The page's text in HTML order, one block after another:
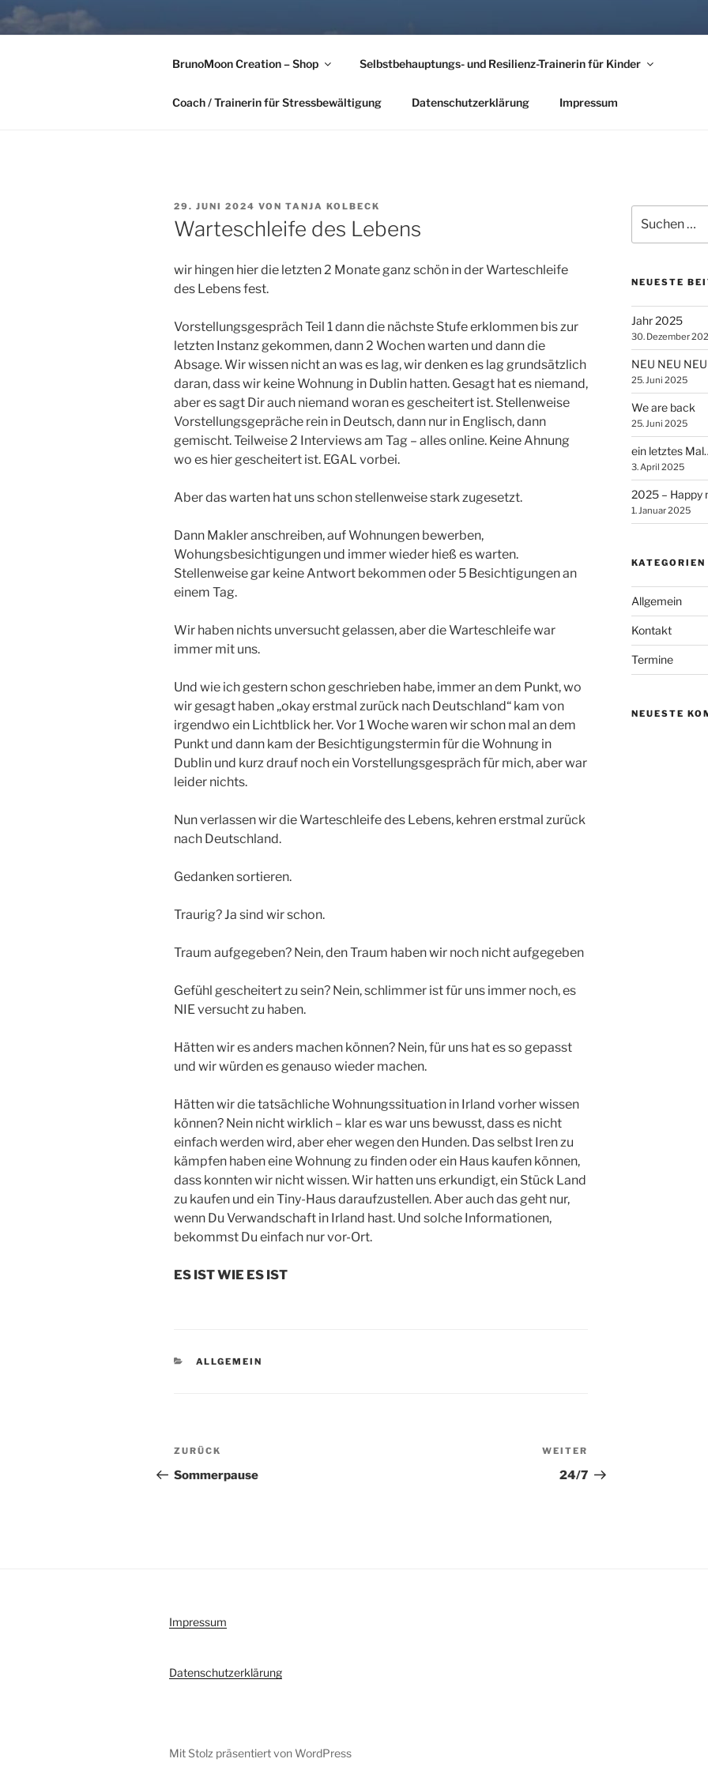
Zum
Inhalt
FÜR UNS GEHT ES NACH IRLAND
BrunoMoon Creation – Shop Selbstbehauptungs- und Resilienz-Trainerin für Kinder
Coach / Trainerin für Stressbewältigung Datenschutzerklärung Impressum
VERÖFFENTLICHT
AM
29. JUNI 2024 VON TANJA KOLBECK
Warteschleife des Lebens
wir hingen hier die letzten 2 Monate ganz schön in der Warteschleife
des Lebens fest.
Vorstellungsgespräch Teil 1 dann die nächste Stufe erklommen bis zur
letzten Instanz gekommen, dann 2 Wochen warten und dann die
Absage. Wir wissen nicht an was es lag, wir denken es lag grundsätzlich
daran, dass wir keine Wohnung in Dublin hatten. Gesagt hat es niemand,
aber es sagt Dir auch niemand woran es gescheitert ist. Stellenweise
Vorstellungsgepräche rein in Deutsch, dann nur in Englisch, dann
gemischt. Teilweise 2 Interviews am Tag – alles online. Keine Ahnung
wo es hier gescheitert ist. EGAL vorbei.
Aber das warten hat uns schon stellenweise stark zugesetzt.
Dann Makler anschreiben, auf Wohnungen bewerben,
Wohungsbesichtigungen und immer wieder hieß es warten.
Stellenweise gar keine Antwort bekommen oder 5 Besichtigungen an
einem Tag.
Wir haben nichts unversucht gelassen, aber die Warteschleife war
immer mit uns.
Und wie ich gestern schon geschrieben habe, immer an dem Punkt, wo
wir gesagt haben „okay erstmal zurück nach Deutschland“ kam von
irgendwo ein Lichtblick her. Vor 1 Woche waren wir schon mal an dem
Punkt und dann kam der Besichtigungstermin für die Wohnung in
Dublin und kurz drauf noch ein Vorstellungsgespräch für mich, aber war
leider nichts.
Nun verlassen wir die Warteschleife des Lebens, kehren erstmal zurück
nach Deutschland.
Gedanken sortieren.
Traurig? Ja sind wir schon.
Traum aufgegeben? Nein, den Traum haben wir noch nicht aufgegeben
Gefühl gescheitert zu sein? Nein, schlimmer ist für uns immer noch, es
NIE versucht zu haben.
Hätten wir es anders machen können? Nein, für uns hat es so gepasst
und wir würden es genauso wieder machen.
Hätten wir die tatsächliche Wohnungssituation in Irland vorher wissen
können? Nein nicht wirklich – klar es war uns bewusst, dass es nicht
einfach werden wird, aber eher wegen den Hunden. Das selbst Iren zu
kämpfen haben eine Wohnung zu finden oder ein Haus kaufen können,
dass konnten wir nicht wissen. Wir hatten uns erkundigt, ein Stück Land
zu kaufen und ein Tiny-Haus daraufzustellen. Aber auch das geht nur,
wenn Du Verwandschaft in Irland hast. Und solche Informationen,
bekommst Du einfach nur vor-Ort.
ES IST WIE ES IST
KATEGORIEN
ALLGEMEIN
Beitragsnavigation
Vorheriger
Beitrag
ZURÜCK
Sommerpause
Beitrag
WEITER
24/7
nach:
NEUESTE
Jahr 2025
30. Dezember
NEU NEU
25. Juni 2025
We are back
25. Juni 2025
ein letztes
3. April 2025
2025 – Happy
1. Januar 2025
KATEGORIEN
Allgemein
Kontakt
Termine
NEUESTE
Impressum
Datenschutzerklärung
Mit Stolz präsentiert von WordPress